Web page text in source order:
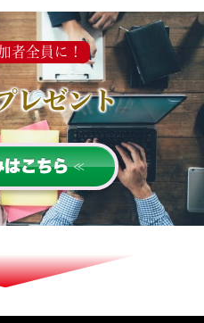
者全員に！
レゼント
こちら